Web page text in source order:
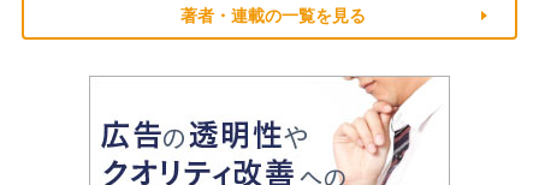
著者・連載の一覧を見る